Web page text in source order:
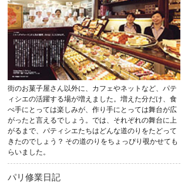
街のお菓子屋さん以外に、カフェやネットなど、パテ
ィシエの活躍する場が増えました。増えた分だけ、食
べ手にとっては楽しみが、作り手にとっては舞台が広
がったと言えるでしょう。では、それぞれの舞台に上
がるまで、パティシエたちはどんな道のりをたどって
きたのでしょう？ その道のりをちょっぴり覗かせても
らいました。
パリ修業日記